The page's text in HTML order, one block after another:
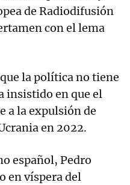
de Radiodifusión
con el lema
la política no tiene
insistido en que el
a la expulsión de
en 2022.
español, Pedro
en víspera del